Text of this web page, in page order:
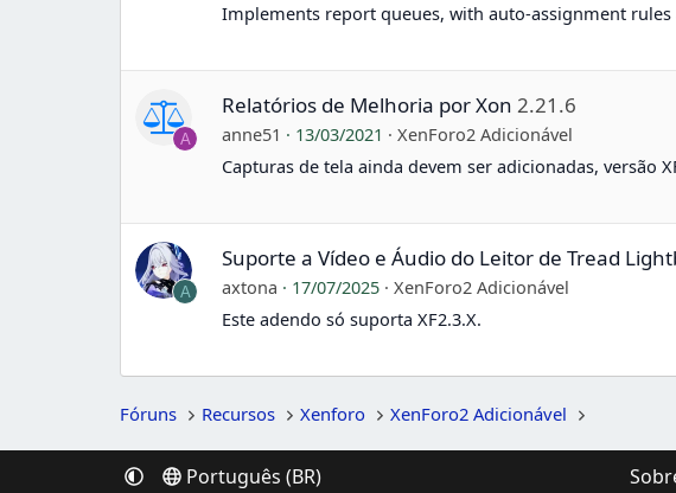
Implements report queues, with auto-assignment
A
Relatórios de Melhoria por Xon 2.21.6
anne51 13/03/2021
XenForo2 Adicionável
Capturas de tela ainda devem ser adicionadas, versão
A
Suporte a Vídeo e Áudio do Leitor de Tread
axtona 17/07/2025
XenForo2 Adicionável
Este adendo só suporta XF2.3.X.
Fóruns Recursos Xenforo XenForo2 Adicionável
Português (BR)